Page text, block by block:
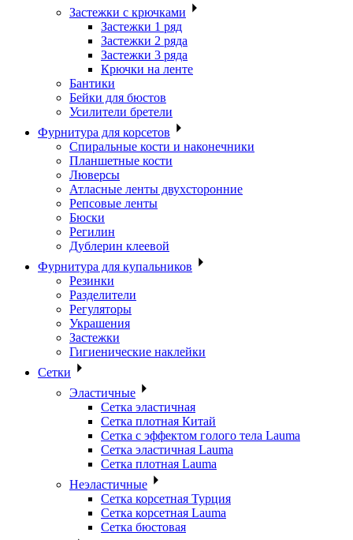
Застежки с крючками
Застежки 1 ряд
Застежки 2 ряда
Застежки 3 ряда
Крючки на ленте
Бантики
Бейки для бюстов
Усилители бретели
Фурнитура для корсетов
Спиральные кости и наконечники
Планшетные кости
Люверсы
Атласные ленты двухсторонние
Репсовые ленты
Бюски
Регилин
Дублерин клеевой
Фурнитура для купальников
Резинки
Разделители
Регуляторы
Украшения
Застежки
Гигиенические наклейки
Сетки
Эластичные
Сетка эластичная
Сетка плотная Китай
Сетка с эффектом голого тела Lauma
Сетка эластичная Lauma
Сетка плотная Lauma
Неэластичные
Сетка корсетная Турция
Сетка корсетная Lauma
Сетка бюстовая